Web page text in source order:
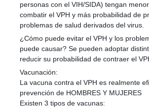
personas con el VIH/SIDA) tengan
combatir el VPH y más probabilidad de
problemas de salud derivados del virus.
¿Cómo puede evitar el VPH y los
puede causar? Se pueden adoptar
reducir su probabilidad de contraer el
Vacunación:
La vacuna contra el VPH es realmente
prevención de HOMBRES Y MUJERES
Existen 3 tipos de vacunas: